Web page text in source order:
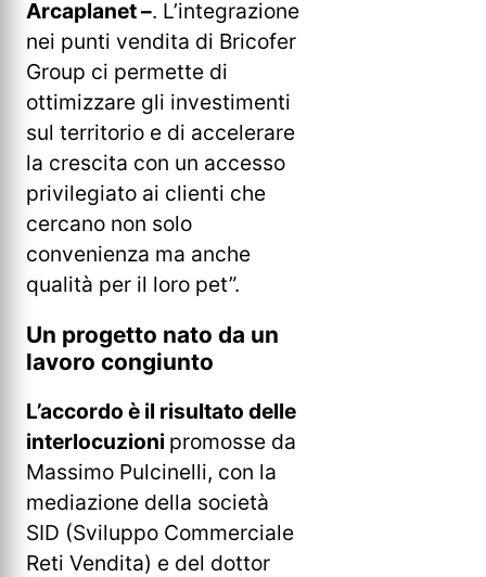
Arcaplanet –. L’integrazione
nei punti vendita di Bricofer
Group ci permette di
ottimizzare gli investimenti
sul territorio e di accelerare
la crescita con un accesso
privilegiato ai clienti che
cercano non solo
convenienza ma anche
qualità per il loro pet”.
Un progetto nato da un
lavoro congiunto
L’accordo è il risultato delle
interlocuzioni promosse da
Massimo Pulcinelli, con la
mediazione della società
SID (Sviluppo Commerciale
Reti Vendita) e del dottor